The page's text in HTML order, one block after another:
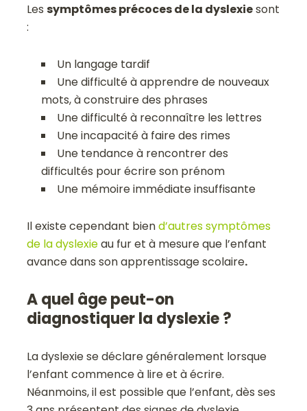
Lessymptômes précoces de la dyslexiesont
:
Un langage tardif
Une difficulté à apprendre de nouveaux
mots, à construire des phrases
Une difficulté à reconnaître les lettres
Une incapacité à faire des rimes
Une tendance à rencontrer des
difficultés pour écrire son prénom
Une mémoire immédiate insuffisante
Il existe cependant biend’autres symptômes
de la dyslexieau fur et à mesure que l’enfant
avance dans son apprentissage scolaire.
A quel âge peut-on
diagnostiquer la dyslexie ?
La dyslexie se déclare généralement lorsque
l’enfant commence à lire et à écrire.
Néanmoins, il est possible que l’enfant, dès ses